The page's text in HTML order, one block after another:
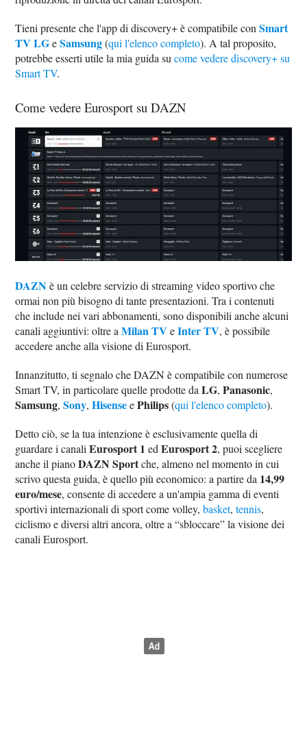
Tieni presente che l'app di discovery+ è compatibile conSmart
TV LGeSamsung(qui l'elenco completo). A tal proposito,
potrebbe esserti utile la mia guida sucome vedere discovery+ su
Smart TV.
Come vedere Eurosport su DAZN
DAZNè un celebre servizio di streaming video sportivo che
ormai non più bisogno di tante presentazioni. Tra i contenuti
che include nei vari abbonamenti, sono disponibili anche alcuni
canali aggiuntivi: oltre aMilan TVeInter TV, è possibile
accedere anche alla visione di Eurosport.
Innanzitutto, ti segnalo che DAZN è compatibile con numerose
Smart TV, in particolare quelle prodotte daLG,Panasonic,
Samsung,Sony,HisenseePhilips(qui l'elenco completo).
Detto ciò, se la tua intenzione è esclusivamente quella di
guardare i canaliEurosport 1 edEurosport 2, puoi scegliere
anche il pianoDAZN Sportche, almeno nel momento in cui
scrivo questa guida, è quello più economico: a partire da 14,99
euro/mese, consente di accedere a un'ampia gamma di eventi
sportivi internazionali di sport come volley,basket,tennis,
ciclismo e diversi altri ancora, oltre a “sbloccare” la visione dei
canali Eurosport.